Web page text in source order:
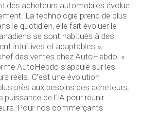
des acheteurs automobiles évolue
La technologie prend de plus
le quotidien, elle fait évoluer le
se sont habitués à des
intuitives et adaptables »,
des ventes chez AutoHebdo. «
AutoHebdo s’appuie sur les
réels. C’est une évolution
près aux besoins des acheteurs,
puissance de l’IA pour réunir
Pour nos commerçants